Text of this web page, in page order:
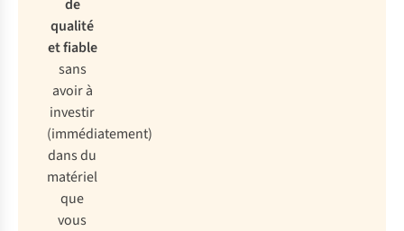
de
qualité
et fiable
sans
avoir à
investir
(immédiatement)
dans du
matériel
que
vous